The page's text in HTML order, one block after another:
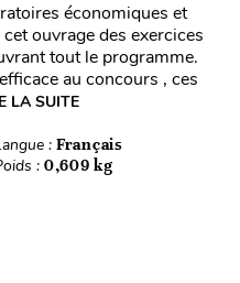
économiques et
ouvrage des exercices
tout le programme.
au concours , ces
LA SUITE
: Français
: 0,609 kg